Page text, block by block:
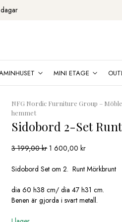
MINI ETAGE
NFG Nordic Furniture Group –
hemmet
Sidobord 2-Set
3 199,00krDet
priset
3
199,00 kr.
1 600,00krDet
priset
1
600,00 kr.
Sidobord Set om 2. Runt Mörkbrunt
dia 60 h38 cm/ dia 47 h31 cm.
Benen är gjorda i svart metall.